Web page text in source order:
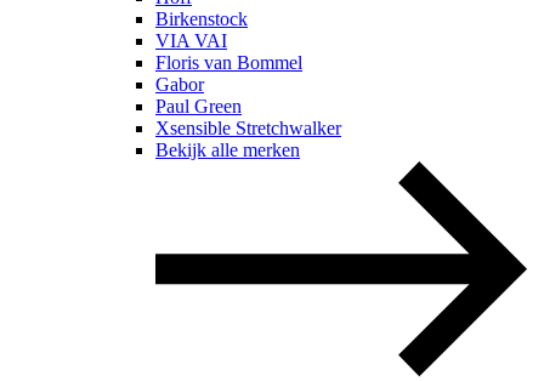
Birkenstock
VIA VAI
Floris van Bommel
Gabor
Paul Green
Xsensible Stretchwalker
Bekijk alle merken